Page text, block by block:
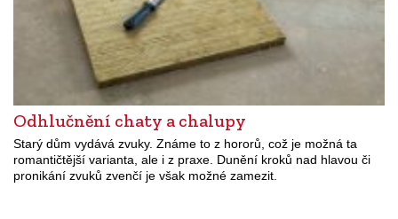
Odhlučnění chaty a chalupy
Starý dům vydává zvuky. Známe to z hororů, což je možná ta
romantičtější varianta, ale i z praxe. Dunění kroků nad hlavou či
pronikání zvuků zvenčí je však možné zamezit.